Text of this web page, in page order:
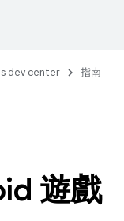
dev center 指南
遊戲